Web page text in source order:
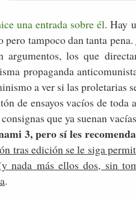
una entrada sobre él. Hay
pero tampoco dan tanta
argumentos, los que
propaganda
a ver si las proletarias
de ensayos vacíos de
que ya suenan
3, pero sí les
tras edición se le siga
nada más ellos dos, sin
.